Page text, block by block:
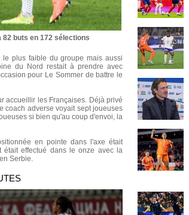
buts en 172 sélections
plus faible du groupe mais aussi
du Nord restait à prendre avec
pour Le Sommer de battre le
accueillir les Françaises. Déjà privé
coach adverse voyait sept joueuses
si bien qu'au coup d'envoi, la
en pointe dans l'axe était
était effectué dans le onze avec la
Serbie.